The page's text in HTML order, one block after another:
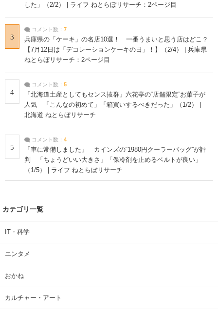
した」（2/2） | ライフ ねとらぼリサーチ：2ページ目
3
コメント数： 7
兵庫県の「ケーキ」の名店10選！ 一番うまいと思う店はどこ？
【7月12日は「デコレーションケーキの日」！】（2/4） | 兵庫県
ねとらぼリサーチ：2ページ目
4
コメント数： 5
「北海道土産としてもセンス抜群」六花亭の“店舗限定”お菓子が
人気 「こんなの初めて」「箱買いするべきだった」（1/2） |
北海道 ねとらぼリサーチ
5
コメント数： 4
「車に常備しました」 カインズの“1980円クーラーバッグ”が評
判 「ちょうどいい大きさ」「保冷剤を止めるベルトが良い」
（1/5） | ライフ ねとらぼリサーチ
カテゴリ一覧
IT・科学
エンタメ
おかね
カルチャー・アート